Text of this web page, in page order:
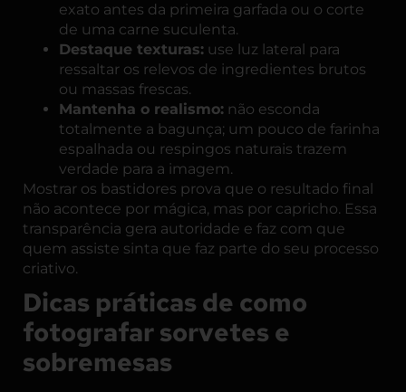
exato antes da primeira garfada ou o corte
de uma carne suculenta.
Destaque texturas: use luz lateral para
ressaltar os relevos de ingredientes brutos
ou massas frescas.
Mantenha o realismo: não esconda
totalmente a bagunça; um pouco de farinha
espalhada ou respingos naturais trazem
verdade para a imagem.
Mostrar os bastidores prova que o resultado final
não acontece por mágica, mas por capricho. Essa
transparência gera autoridade e faz com que
quem assiste sinta que faz parte do seu processo
criativo.
Dicas práticas de como
fotografar sorvetes e
sobremesas